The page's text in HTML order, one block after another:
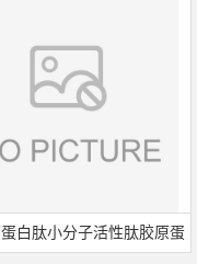
小分子活性肽胶原蛋